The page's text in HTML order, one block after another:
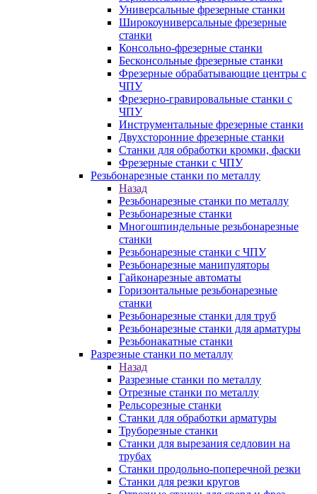
Универсальные фрезерные станки
Широкоуниверсальные фрезерные
станки
Консольно-фрезерные станки
Бесконсольные фрезерные станки
Фрезерные обрабатывающие центры с
ЧПУ
Фрезерно-гравировальные станки с
ЧПУ
Инструментальные фрезерные станки
Двухсторонние фрезерные станки
Станки для обработки кромки, фаски
Фрезерные станки с ЧПУ
Резьбонарезные станки по металлу
Назад
Резьбонарезные станки по металлу
Резьбонарезные станки
Многошпиндельные резьбонарезные
станки
Резьбонарезные станки с ЧПУ
Резьбонарезные манипуляторы
Гайконарезные автоматы
Горизонтальные резьбонарезные
станки
Резьбонарезные станки для труб
Резьбонарезные станки для арматуры
Резьбонакатные станки
Разрезные станки по металлу
Назад
Разрезные станки по металлу
Отрезные станки по металлу
Рельсорезные станки
Станки для обработки арматуры
Труборезные станки
Станки для вырезания седловин на
трубаx
Станки продольно-поперечной резки
Станки для резки кругов